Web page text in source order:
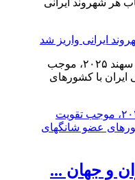
سردار جوانی: رزمایش سهند ۲۰۲۵، موجب تقویت
عضو شانگهای
و جهان ...